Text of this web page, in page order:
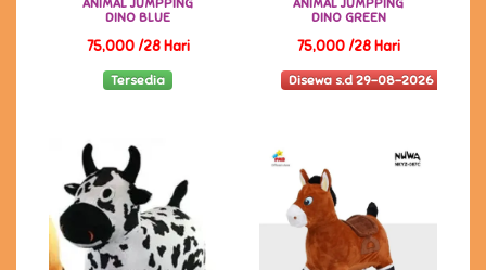
ANIMAL JUMPPING
DINO BLUE
75,000 /28 Hari
Tersedia
ANIMAL JUMPPING
DINO GREEN
75,000 /28 Hari
Disewa s.d 29-08-2026